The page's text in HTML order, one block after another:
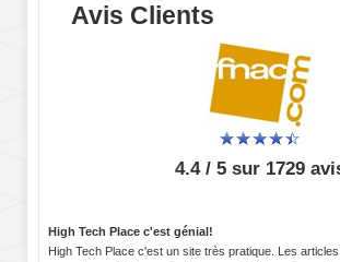
Avis Clients
4.4 / 5 sur 1729
High Tech Place c'est génial!
High Tech Place c'est un site très pratique. Les